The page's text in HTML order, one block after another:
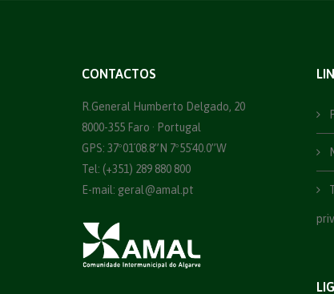
CONTACTOS
R.General Humberto Delgado, 20
8000-355 Faro · Portugal
GPS: 37º01´08.8”N 7º55´40.0”W
Tel: (+351) 289 880 800
E-mail: geral@amal.pt